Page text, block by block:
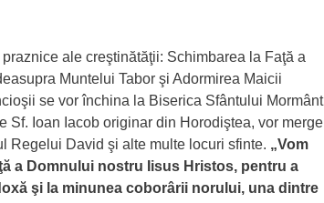
ale creştinătăţii: Schimbarea la Faţă a
Muntelui Tabor şi Adormirea Maicii
se vor închina la Biserica Sfântului Mormânt
Sf. Ioan Iacob originar din Horodiştea, vor merge
Regelui David şi alte multe locuri sfinte. „Vom
a Domnului nostru Iisus Hristos, pentru a
şi la minunea coborârii norului, una dintre